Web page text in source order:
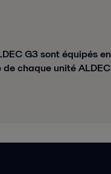
G3 sont équipés
chaque unité